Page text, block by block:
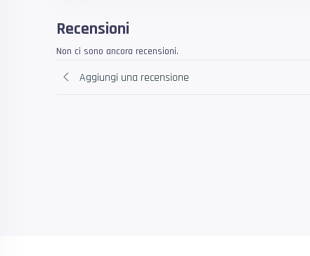
Recensioni
Non ci sono ancora recensioni.
Aggiungi una recensione